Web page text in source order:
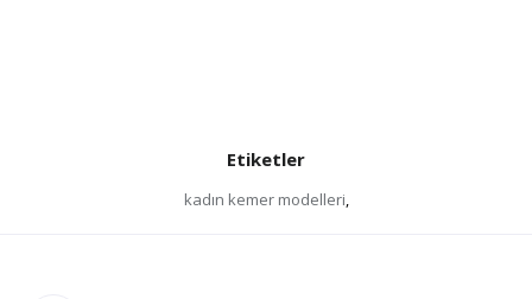
Etiketler
kadın kemer modelleri,